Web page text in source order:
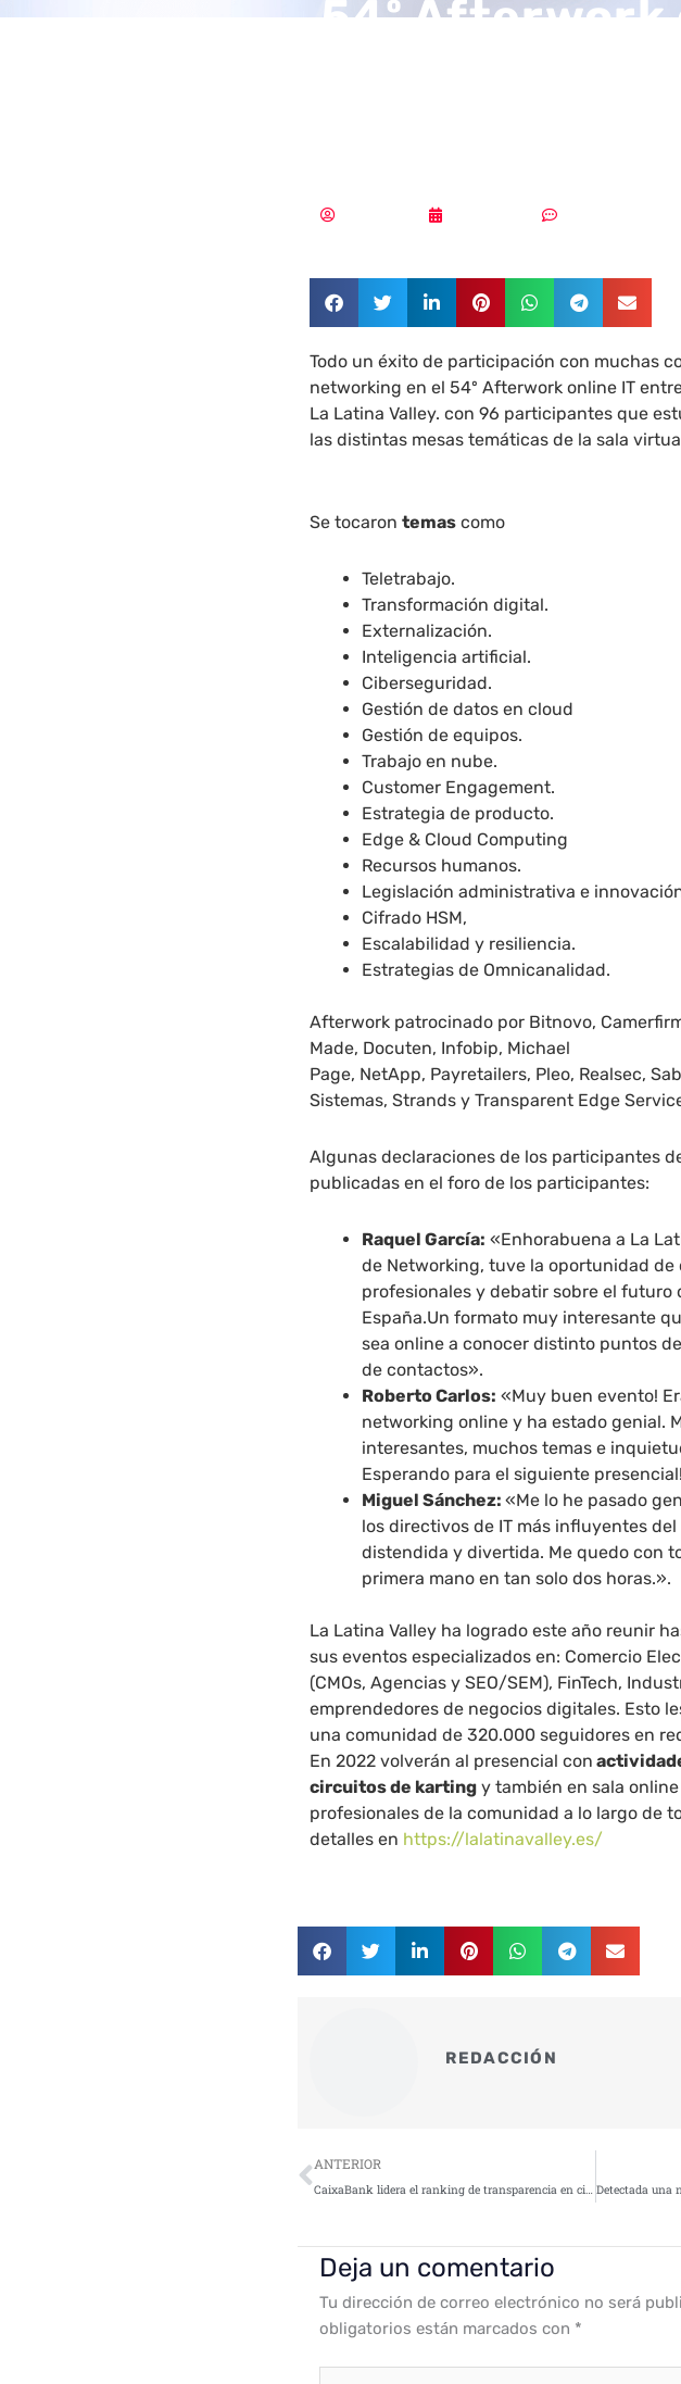
54º
Todo un éxito de participación con muchas
networking en el 54º Afterwork online IT entre
La Latina Valley. con 96 participantes que
las distintas mesas temáticas de la sala
Se tocarontemas como
Teletrabajo.
Transformación digital.
Externalización.
Inteligencia artificial.
Ciberseguridad.
Gestión de datos en cloud
Gestión de equipos.
Trabajo en nube.
Customer Engagement.
Estrategia de producto.
Edge & Cloud Computing
Recursos humanos.
Legislación administrativa e
Cifrado HSM,
Escalabilidad y resiliencia.
Estrategias de Omnicanalidad.
Afterwork patrocinado por Bitnovo,
Made, Docuten, Infobip, Michael
Page, NetApp, Payretailers, Pleo, Realsec,
Sistemas, Strands y Transparent Edge
Algunas declaraciones de los participantes
publicadas en el foro de los participantes:
Raquel García: «Enhorabuena a La
de Networking, tuve la oportunidad
profesionales y debatir sobre el futuro
España.Un formato muy interesante
sea online a conocer distinto puntos
de contactos».
Roberto Carlos: «Muy buen evento!
networking online y ha estado genial.
interesantes, muchos temas e
Esperando para el siguiente
Miguel Sánchez:«Me lo he pasado
los directivos de IT más influyentes
distendida y divertida. Me quedo con
primera mano en tan solo dos horas.».
La Latina Valley ha logrado este año reunir
sus eventos especializados en: Comercio
(CMOs, Agencias y SEO/SEM), FinTech,
emprendedores de negocios digitales. Esto
una comunidad de 320.000 seguidores en
En 2022 volverán al presencial con
circuitos de karting y también en sala
profesionales de la comunidad a lo largo de
detalles en https://lalatinavalley.es/
REDACCIÓN
Ant
ANTERIOR
CaixaBank lidera el ranking de transparencia en ciberseguridad de empresas del IBEX 35
Deja un comentario
Tu dirección de correo electrónico no será
obligatorios están marcados con *